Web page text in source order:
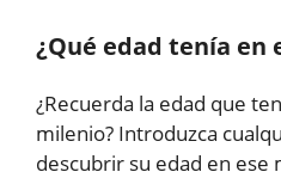
¿Qué edad tenía en
¿Recuerda la edad que
milenio? Introduzca
descubrir su edad en ese